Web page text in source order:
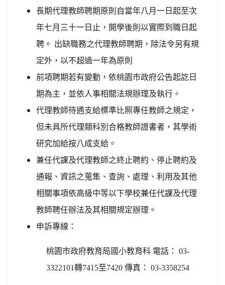
長期代理教師聘期原則自當年八月一日起至次
年七月三十一日止，開學後則以實際到職日起
聘。 出缺職務之代理教師聘期，除法令另有規
定外，以不超過一年為原則
前項聘期若有變動，依桃園市政府公告起訖日
期為主，並依人事相關法規辦理及執行。
代理教師待遇支給標準比照專任教師之規定，
但未具所代理類科別合格教師證書者，其學術
研究加給按八成支給。
兼任代課及代理教師之終止聘約、停止聘約及
通報、資訊之蒐集、查詢、處理、利用及其他
相關事項依高級中等以下學校兼任代課及代理
教師聘任辦法及其相關規定辦理。
申訴專線：
桃園市政府教育局國小教育科 電話：
03-
3322101轉7415至7420 傳真： 03-3358254